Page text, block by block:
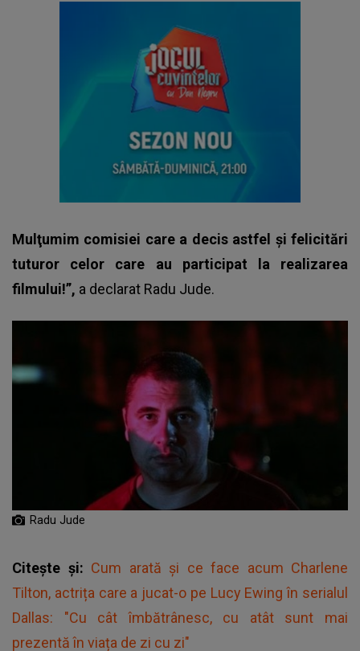
Mulţumim comisiei care a decis astfel şi felicitări
tuturor celor care au participat la realizarea
filmului!”, a declarat Radu Jude.
Radu Jude
Citește și: Cum arată și ce face acum Charlene
Tilton, actrița care a jucat-o pe Lucy Ewing în serialul
Dallas: "Cu cât îmbătrânesc, cu atât sunt mai
prezentă în viața de zi cu zi"